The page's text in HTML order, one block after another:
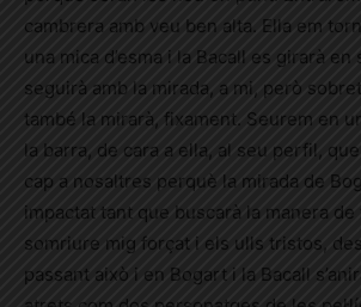
cambrera amb veu ben alta. Ella em
una mica d’esma i la Bacall es girarà
seguirà amb la mirada, a mi, però
també la mirarà, fixament. Seurem en
la barra, de cara a ella, al seu perfil,
cap a nosaltres perquè la mirada de
impactat tant que buscarà la manera de
somriure mig forçat i els ulls tristos,
passant això i en Bogart i la Bacall